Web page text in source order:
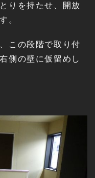
りを持たせ、開放
。
この段階で取り付
側の壁に仮留めし